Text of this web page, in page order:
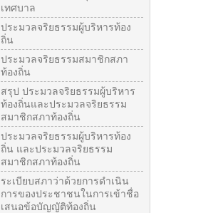
เทศบาล
ประมวลจริยธรรมผู้บริหารท้อง
ถิ่น
ประมวลจริยธรรมสมาชิกสภา
ท้องถิ่น
สรุป ประมวลจริยธรรมผู้บริหาร
ท้องถิ่นและประมวลจริยธรรม
สมาชิกสภาท้องถิ่น
ประมวลจริยธรรมผู้บริหารท้อง
ถิ่น และประมวลจริยธรรม
สมาชิกสภาท้องถิ่น
ระเบียบสภาว่าด้วยการดำเนิน
การของประชาชนในการเข้าชื่อ
เสนอข้อบัญญัติท้องถิ่น